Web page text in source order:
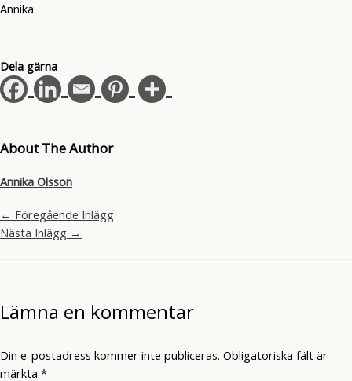
Annika
Dela gärna
About The Author
Annika Olsson
← Föregående Inlägg
Nästa Inlägg →
Lämna en kommentar
Din e-postadress kommer inte publiceras. Obligatoriska fält är
märkta *